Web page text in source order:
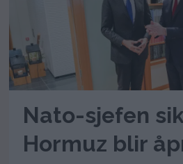
Nato-sjefen
Hormuz blir